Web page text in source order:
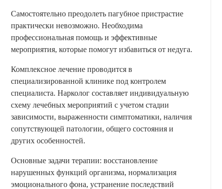
Самостоятельно преодолеть пагубное пристрастие
практически невозможно. Необходима
профессиональная помощь и эффективные
мероприятия, которые помогут избавиться от недуга.
Комплексное лечение проводится в
специализированной клинике под контролем
специалиста. Нарколог составляет индивидуальную
схему лечебных мероприятий с учетом стадии
зависимости, выраженности симптоматики, наличия
сопутствующей патологии, общего состояния и
других особенностей.
Основные задачи терапии: восстановление
нарушенных функций организма, нормализация
эмоционального фона, устранение последствий